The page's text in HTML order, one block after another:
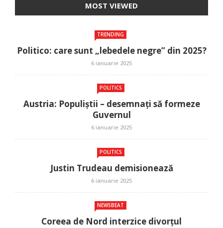
MOST VIEWED
TRENDING
Politico: care sunt „lebedele negre” din 2025?
6 ianuarie 2025
POLITICS
Austria: Populiștii – desemnați să formeze
Guvernul
6 ianuarie 2025
POLITICS
Justin Trudeau demisionează
6 ianuarie 2025
NEWSBEAT
Coreea de Nord interzice divorțul